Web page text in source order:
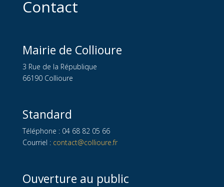
Contact
Mairie de Collioure
3 Rue de la République
66190 Collioure
Standard
Téléphone : 04 68 82 05 66
Courriel : contact@collioure.fr
Ouverture au public